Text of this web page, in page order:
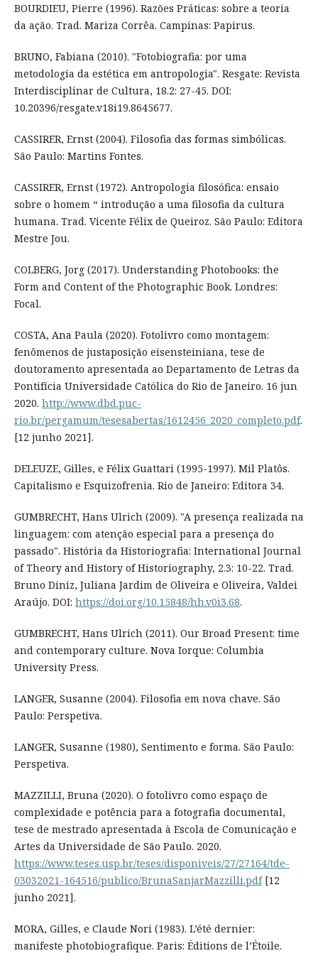
BOURDIEU, Pierre (1996). Razões Práticas: sobre a teoria
da ação. Trad. Mariza Corrêa. Campinas: Papirus.
BRUNO, Fabiana (2010). "Fotobiografia: por uma
metodologia da estética em antropologia". Resgate: Revista
Interdisciplinar de Cultura, 18.2: 27-45. DOI:
10.20396/resgate.v18i19.8645677.
CASSIRER, Ernst (2004). Filosofia das formas simbólicas.
São Paulo: Martins Fontes.
CASSIRER, Ernst (1972). Antropologia filosófica: ensaio
sobre o homem “ introdução a uma filosofia da cultura
humana. Trad. Vicente Félix de Queiroz. São Paulo: Editora
Mestre Jou.
COLBERG, Jorg (2017). Understanding Photobooks: the
Form and Content of the Photographic Book. Londres:
Focal.
COSTA, Ana Paula (2020). Fotolivro como montagem:
fenômenos de justaposição eisensteiniana, tese de
doutoramento apresentada ao Departamento de Letras da
Pontifícia Universidade Católica do Rio de Janeiro. 16 jun
2020. http://www.dbd.puc-
rio.br/pergamum/tesesabertas/1612456_2020_completo.pdf.
[12 junho 2021].
DELEUZE, Gilles, e Félix Guattari (1995-1997). Mil Platôs.
Capitalismo e Esquizofrenia. Rio de Janeiro: Editora 34.
GUMBRECHT, Hans Ulrich (2009). "A presença realizada na
linguagem: com atenção especial para a presença do
passado". História da Historiografia: International Journal
of Theory and History of Historiography, 2.3: 10-22. Trad.
Bruno Diniz, Juliana Jardim de Oliveira e Oliveira, Valdei
Araújo. DOI: https://doi.org/10.15848/hh.v0i3.68.
GUMBRECHT, Hans Ulrich (2011). Our Broad Present: time
and contemporary culture. Nova Iorque: Columbia
University Press.
LANGER, Susanne (2004). Filosofia em nova chave. São
Paulo: Perspetiva.
LANGER, Susanne (1980), Sentimento e forma. São Paulo:
Perspetiva.
MAZZILLI, Bruna (2020). O fotolivro como espaço de
complexidade e potência para a fotografia documental,
tese de mestrado apresentada à Escola de Comunicação e
Artes da Universidade de São Paulo. 2020.
https://www.teses.usp.br/teses/disponiveis/27/27164/tde-
03032021-164516/publico/BrunaSanjarMazzilli.pdf[12
junho 2021].
MORA, Gilles, e Claude Nori (1983). L’été dernier:
manifeste photobiografique. Paris: Éditions de l’Étoile.